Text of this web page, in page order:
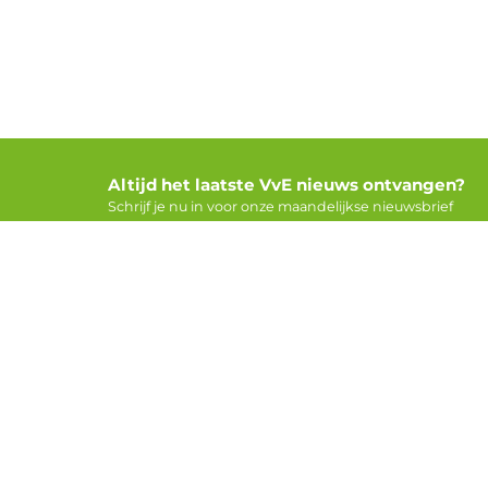
Altijd het laatste VvE nieuws ontvangen?
Schrijf je nu in voor onze maandelijkse nieuwsbrief